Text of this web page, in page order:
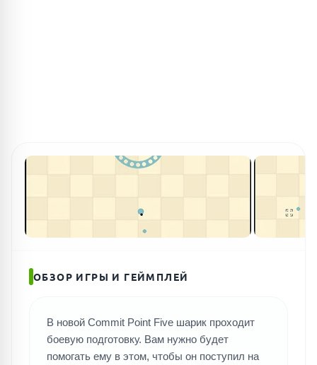
ОБЗОР ИГРЫ И ГЕЙМПЛЕЙ
В новой Commit Point Five шарик проходит
боевую подготовку. Вам нужно будет
помогать ему в этом, чтобы он поступил на